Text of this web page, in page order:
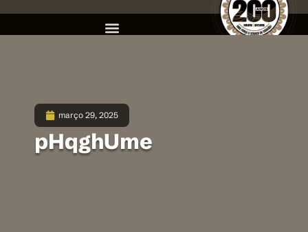
março 29, 2025
pHqghUme